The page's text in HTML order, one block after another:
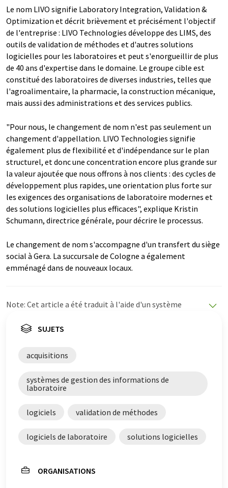
Le nom LIVO signifie Laboratory Integration, Validation &
Optimization et décrit brièvement et précisément l'objectif
de l'entreprise : LIVO Technologies développe des LIMS, des
outils de validation de méthodes et d'autres solutions
logicielles pour les laboratoires et peut s'enorgueillir de plus
de 40 ans d'expertise dans le domaine. Le groupe cible est
constitué des laboratoires de diverses industries, telles que
l'agroalimentaire, la pharmacie, la construction mécanique,
mais aussi des administrations et des services publics.
"Pour nous, le changement de nom n'est pas seulement un
changement d'appellation. LIVO Technologies signifie
également plus de flexibilité et d'indépendance sur le plan
structurel, et donc une concentration encore plus grande sur
la valeur ajoutée que nous offrons à nos clients : des cycles de
développement plus rapides, une orientation plus forte sur
les exigences des organisations de laboratoire modernes et
des solutions logicielles plus efficaces", explique Kristin
Schumann, directrice générale, pour décrire le processus.
Le changement de nom s'accompagne d'un transfert du siège
social à Gera. La succursale de Cologne a également
emménagé dans de nouveaux locaux.
Note: Cet article a été traduit à l'aide d'un système
propose ces traductions automatiques pour présenter
été traduit avec traduction automatique, il est possible
qu'il contienne des erreurs de vocabulaire, de syntaxe ou
de grammaire. L'article original dans Allemand peut
être trouvéici.
SUJETS
acquisitions
systèmes de gestion des informations de
laboratoire
logiciels validation de méthodes
logiciels de laboratoire solutions logicielles
ORGANISATIONS